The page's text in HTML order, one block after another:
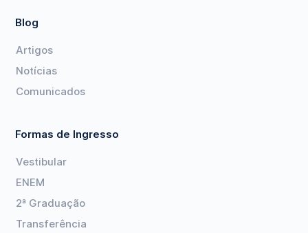
Blog
Artigos
Notícias
Comunicados
Formas de Ingresso
Vestibular
ENEM
2ª Graduação
Transferência